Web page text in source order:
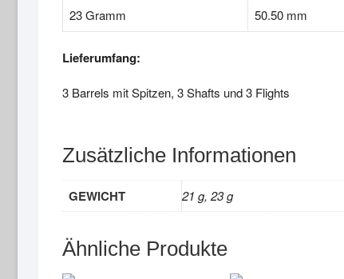
23 Gramm
50.50 mm
Lieferumfang:
3 Barrels mit Spitzen, 3 Shafts und 3 Flights
Zusätzliche Informationen
GEWICHT 21 g, 23 g
Ähnliche Produkte